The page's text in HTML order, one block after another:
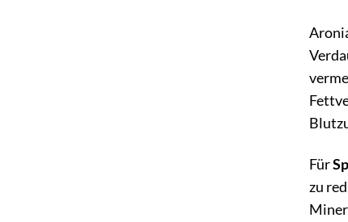
Für
zu